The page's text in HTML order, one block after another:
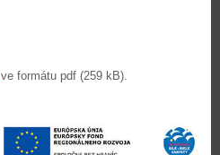
ve formátu pdf (259 kB).